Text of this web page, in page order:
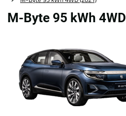
M-Byte 95 kWh 4WD